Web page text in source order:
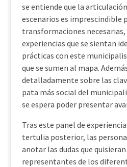
se entiende que la
escenarios es imprescindible
transformaciones
experiencias que se sientan
prácticas con este
que se sumen al mapa.
detalladamente sobre las
pata más social del
se espera poder presentar
Tras este panel de
tertulia posterior, las
anotar las dudas que
representantes de los